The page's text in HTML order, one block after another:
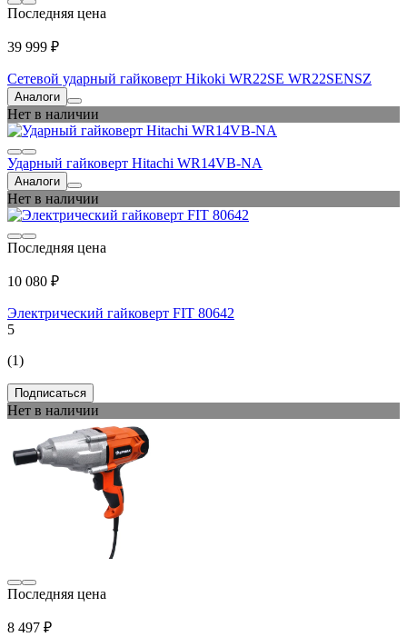
Последняя цена
39 999 ₽
Сетевой ударный гайковерт Hikoki WR22SE WR22SENSZ
Аналоги
Нет в наличии
Ударный гайковерт Hitachi WR14VB-NA
Аналоги
Нет в наличии
Последняя цена
10 080 ₽
Электрический гайковерт FIT 80642
5
(1)
Подписаться
Нет в наличии
Последняя цена
8 497 ₽